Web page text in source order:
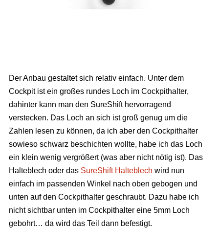
Der Anbau gestaltet sich relativ einfach. Unter dem
Cockpit ist ein großes rundes Loch im Cockpithalter,
dahinter kann man den SureShift hervorragend
verstecken. Das Loch an sich ist groß genug um die
Zahlen lesen zu können, da ich aber den Cockpithalter
sowieso schwarz beschichten wollte, habe ich das Loch
ein klein wenig vergrößert (was aber nicht nötig ist). Das
Halteblech oder das SureShift Halteblech wird nun
einfach im passenden Winkel nach oben gebogen und
unten auf den Cockpithalter geschraubt. Dazu habe ich
nicht sichtbar unten im Cockpithalter eine 5mm Loch
gebohrt… da wird das Teil dann befestigt.